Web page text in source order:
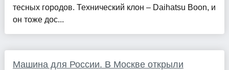
тесных городов. Технический клон – Daihatsu Boon, и
он тоже дос...
Машина для России. В Москве открыли